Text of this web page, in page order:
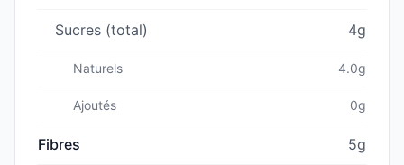
Sucres (total) 4g
Naturels 4.0g
Ajoutés 0g
Fibres 5g